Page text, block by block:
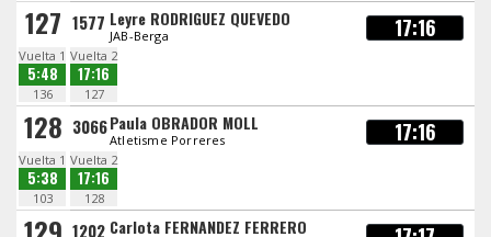
127 1577 Leyre RODRIGUEZ QUEVEDO
JAB-Berga 17:16
Vuelta 1
5:48
136
Vuelta 2
17:16
127
128 3066Paula OBRADOR MOLL
Atletisme Porreres 17:16
Vuelta 1
5:38
103
Vuelta 2
17:16
128
1202 Carlota FERNANDEZ FERRERO